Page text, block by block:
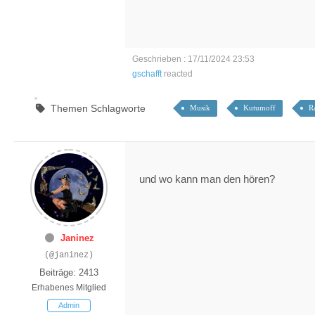
Geschrieben : 17/11/2024 23:53
gschafft reacted
Themen Schlagworte Musik Kutumoff
Janinez
(@janinez)
Beiträge: 2413
Erhabenes Mitglied
Admin
und wo kann man den hören?